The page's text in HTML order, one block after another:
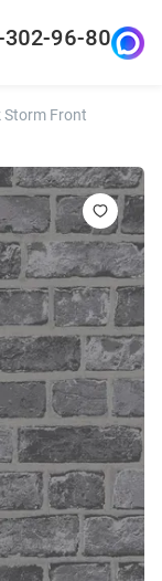
96-80
Front